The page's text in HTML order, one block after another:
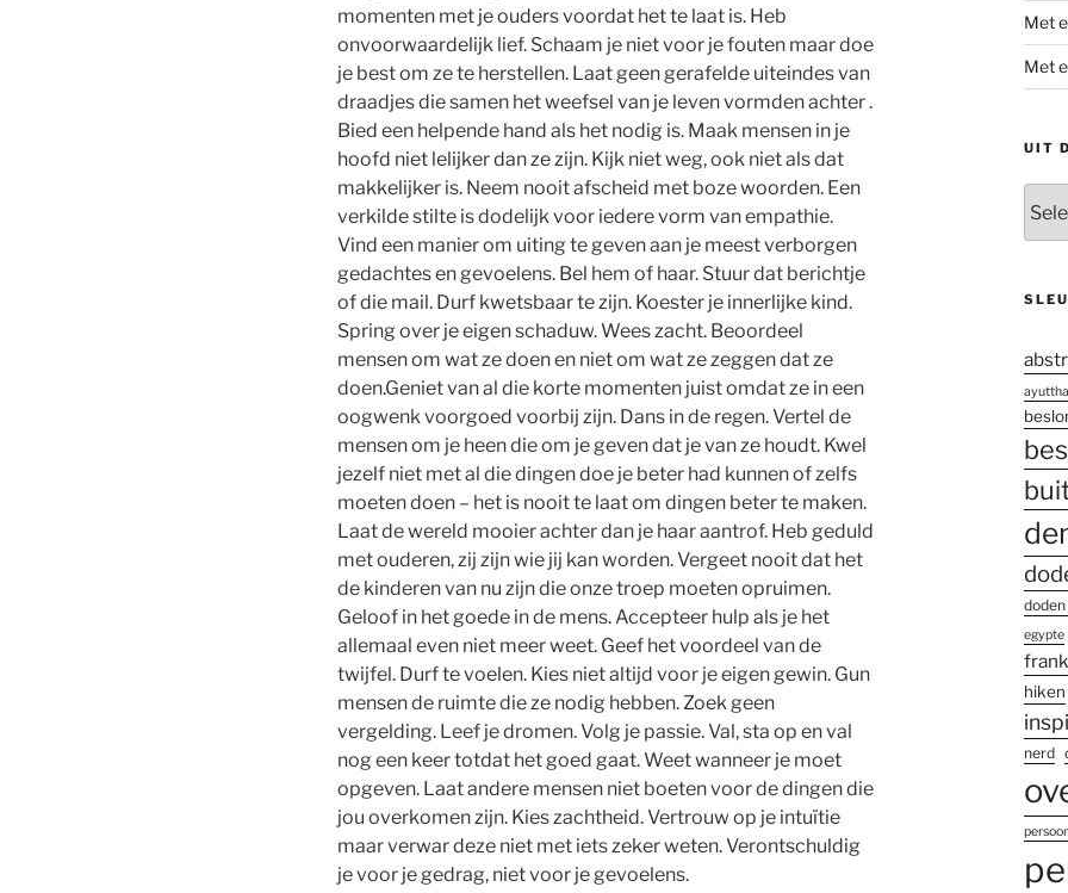
momenten met je ouders voordat het te laat is. Heb
onvoorwaardelijk lief. Schaam je niet voor je fouten maar doe
je best om ze te herstellen. Laat geen gerafelde uiteindes van
draadjes die samen het weefsel van je leven vormden achter .
Bied een helpende hand als het nodig is. Maak mensen in je
hoofd niet lelijker dan ze zijn. Kijk niet weg, ook niet als dat
makkelijker is. Neem nooit afscheid met boze woorden. Een
verkilde stilte is dodelijk voor iedere vorm van empathie.
Vind een manier om uiting te geven aan je meest verborgen
gedachtes en gevoelens. Bel hem of haar. Stuur dat berichtje
of die mail. Durf kwetsbaar te zijn. Koester je innerlijke kind.
Spring over je eigen schaduw. Wees zacht. Beoordeel
mensen om wat ze doen en niet om wat ze zeggen dat ze
doen.Geniet van al die korte momenten juist omdat ze in een
oogwenk voorgoed voorbij zijn. Dans in de regen. Vertel de
mensen om je heen die om je geven dat je van ze houdt. Kwel
jezelf niet met al die dingen doe je beter had kunnen of zelfs
moeten doen – het is nooit te laat om dingen beter te maken.
Laat de wereld mooier achter dan je haar aantrof. Heb geduld
met ouderen, zij zijn wie jij kan worden. Vergeet nooit dat het
de kinderen van nu zijn die onze troep moeten opruimen.
Geloof in het goede in de mens. Accepteer hulp als je het
allemaal even niet meer weet. Geef het voordeel van de
twijfel. Durf te voelen. Kies niet altijd voor je eigen gewin. Gun
mensen de ruimte die ze nodig hebben. Zoek geen
vergelding. Leef je dromen. Volg je passie. Val, sta op en val
nog een keer totdat het goed gaat. Weet wanneer je moet
opgeven. Laat andere mensen niet boeten voor de dingen die
jou overkomen zijn. Kies zachtheid. Vertrouw op je intuïtie
maar verwar deze niet met iets zeker weten. Verontschuldig
je voor je gedrag, niet voor je gevoelens.
Met
Met
UIT
den
oude
egypte
hiken
nerd